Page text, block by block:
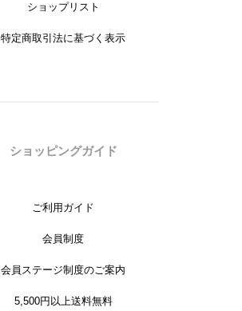
ショップリスト
特定商取引法に基づく表示
ショッピングガイド
ご利用ガイド
会員制度
会員ステージ制度のご案内
5,500円以上送料無料